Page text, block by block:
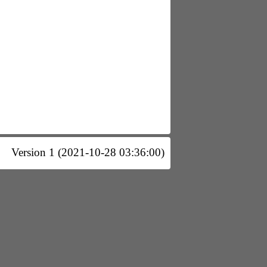
Version 1 (2021-10-28 03:36:00)